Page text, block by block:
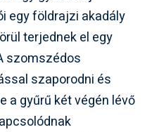
egy földrajzi akadály
terjednek el egy
szomszédos
szaporodni és
a gyűrű két végén lévő